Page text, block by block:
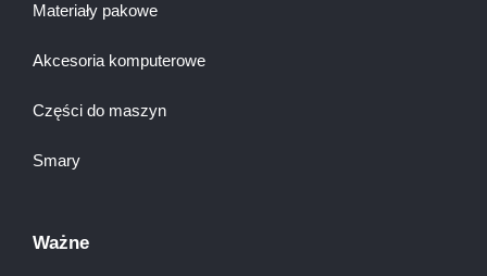
Materiały pakowe
Akcesoria komputerowe
Części do maszyn
Smary
Ważne